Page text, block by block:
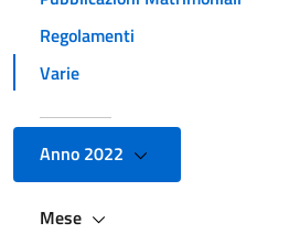
Regolamenti
Varie
Anno 2022
Mese